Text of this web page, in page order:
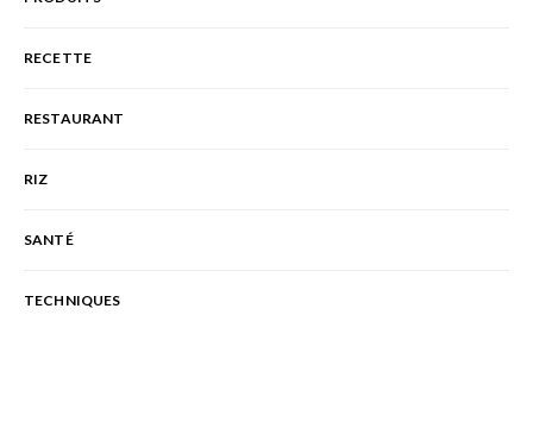
RECETTE
RESTAURANT
RIZ
SANTÉ
TECHNIQUES